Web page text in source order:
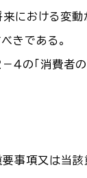
来における
きである。
－４の「消
重要事項又は